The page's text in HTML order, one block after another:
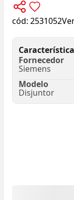
cód: 2531052
Fornecedor
Siemens
Modelo
Disjuntor